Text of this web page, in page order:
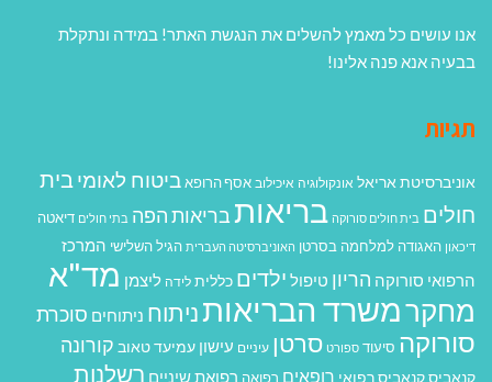
אנו עושים כל מאמץ להשלים את הנגשת האתר! במידה ונתקלת
בבעיה אנא פנה אלינו!
תגיות
אוניברסיטת אריאל אונקולוגיה איכילוב אסף הרופא ביטוח לאומיבית
חולים בית חולים סורוקה בריאות בריאות הפה בתי חולים דיאטה
דיכאון האגודה למלחמה בסרטן האוניברסיטה העברית הגיל השלישי המרכז
הרפואי סורוקה הריון טיפול ילדים כללית לידה ליצמן מד"א
מחקרמשרד הבריאות ניתוח ניתוחים סוכרת
סורוקה סיעוד ספורט סרטן עיניים עישון עמיעד טאוב קורונה
קנאביסקנאביס רפואי רופאים רפואה רפואת שיניים רשלנות